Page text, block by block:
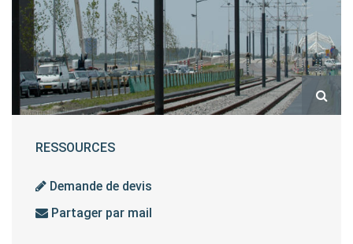
RESSOURCES
Demande de devis
Partager par mail